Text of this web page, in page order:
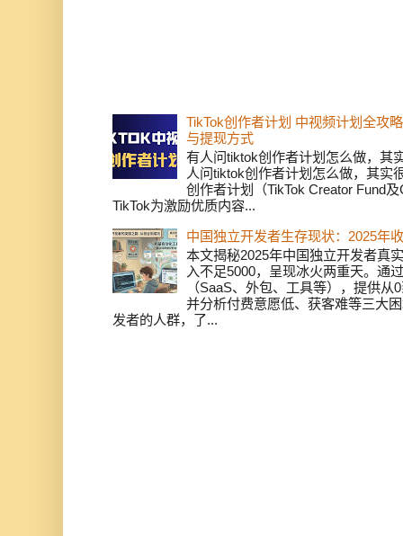
TikTok创作者计划 中视频计划全攻
与提现方式
有人问tiktok创作者计划怎么做，其
人问tiktok创作者计划怎么做，其实
创作者计划（TikTok Creator Fund
TikTok为激励优质内容...
中国独立开发者生存现状：2025年
本文揭秘2025年中国独立开发者真
入不足5000，呈现冰火两重天。通
（SaaS、外包、工具等），提供
并分析付费意愿低、获客难等三大
发者的人群，了...